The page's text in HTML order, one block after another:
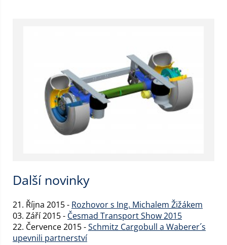
Další novinky
21. Října 2015 - Rozhovor s Ing. Michalem Žižákem
03. Září 2015 - Česmad Transport Show 2015
22. Července 2015 -Schmitz Cargobull a Waberer´s
upevnili partnerství